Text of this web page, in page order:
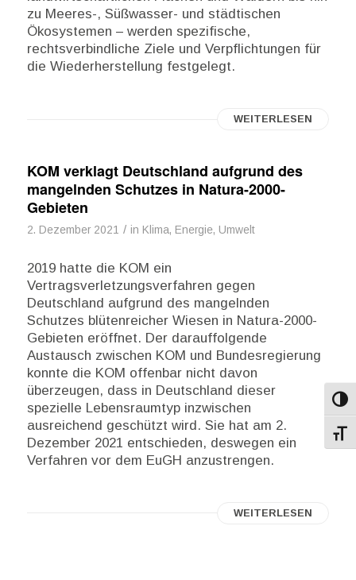
zu Meeres-, Süßwasser- und städtischen
Ökosystemen – werden spezifische,
rechtsverbindliche Ziele und Verpflichtungen für
die Wiederherstellung festgelegt.
WEITERLESEN
KOM verklagt Deutschland aufgrund des
mangelnden Schutzes in Natura-2000-
Gebieten
2. Dezember 2021 / in Klima, Energie, Umwelt
2019 hatte die KOM ein
Vertragsverletzungsverfahren gegen
Deutschland aufgrund des mangelnden
Schutzes blütenreicher Wiesen in Natura-2000-
Gebieten eröffnet. Der darauffolgende
Austausch zwischen KOM und Bundesregierung
konnte die KOM offenbar nicht davon
überzeugen, dass in Deutschland dieser
spezielle Lebensraumtyp inzwischen
ausreichend geschützt wird. Sie hat am 2.
Dezember 2021 entschieden, deswegen ein
Verfahren vor dem EuGH anzustrengen.
WEITERLESEN